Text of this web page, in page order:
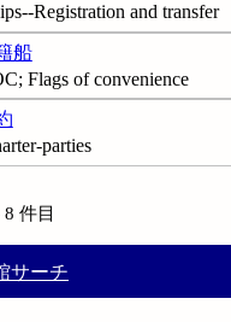
Registration and transfer
船
Flags of convenience
parties
8 件目
サーチ